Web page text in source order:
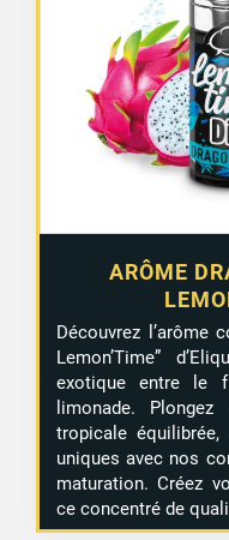
ARÔME
Découvrez l’arôme
Lemon’Time”
exotique entre le
limonade.
tropicale équilibrée,
uniques avec nos
maturation. Créez
ce concentré de